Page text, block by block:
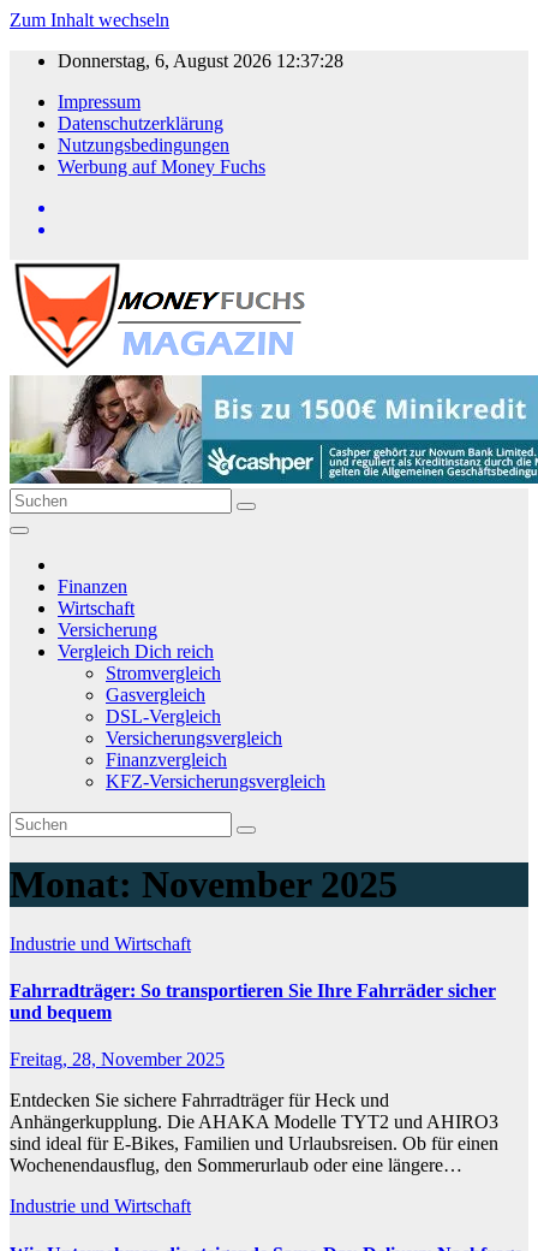
Zum Inhalt wechseln
Donnerstag, 6, August 2026 12:37:28
Impressum
Datenschutzerklärung
Nutzungsbedingungen
Werbung auf Money Fuchs
Finanzen
Wirtschaft
Versicherung
Vergleich Dich reich
Stromvergleich
Gasvergleich
DSL-Vergleich
Versicherungsvergleich
Finanzvergleich
KFZ-Versicherungsvergleich
Monat: November 2025
Industrie und Wirtschaft
Fahrradträger: So transportieren Sie Ihre Fahrräder sicher
und bequem
Freitag, 28, November 2025
Entdecken Sie sichere Fahrradträger für Heck und
Anhängerkupplung. Die AHAKA Modelle TYT2 und AHIRO3
sind ideal für E-Bikes, Familien und Urlaubsreisen. Ob für einen
Wochenendausflug, den Sommerurlaub oder eine längere…
Industrie und Wirtschaft